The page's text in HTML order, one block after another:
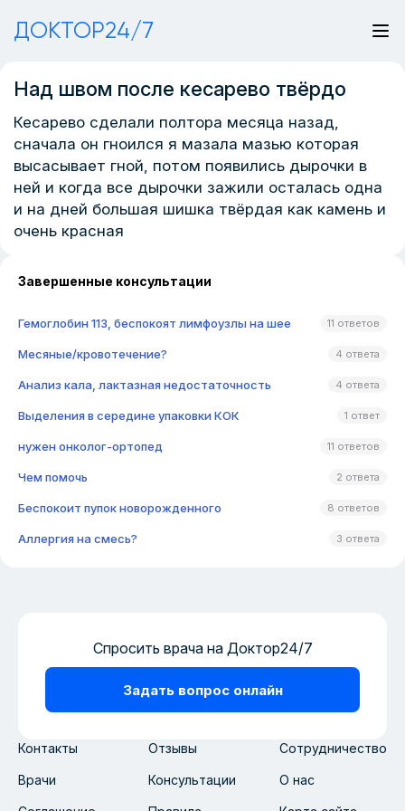
ДОКТОР24/7
Над швом после кесарево твёрдо
Кесарево сделали полтора месяца назад,
сначала он гноился я мазала мазью которая
высасывает гной, потом появились дырочки в
ней и когда все дырочки зажили осталась одна
и на дней большая шишка твёрдая как камень и
очень красная
Завершенные консультации
Гемоглобин 113, беспокоят лимфоузлы на шее 11 ответов
Месяные/кровотечение? 4 ответа
Анализ кала, лактазная недостаточность 4 ответа
Выделения в середине упаковки КОК 1 ответ
нужен онколог-ортопед 11 ответов
Чем помочь 2 ответа
Беспокоит пупок новорожденного 8 ответов
Аллергия на смесь? 3 ответа
Контакты Отзывы Сотрудничество
Врачи Консультации О нас
Спросить врача на Доктор24/7
Задать вопрос онлайн